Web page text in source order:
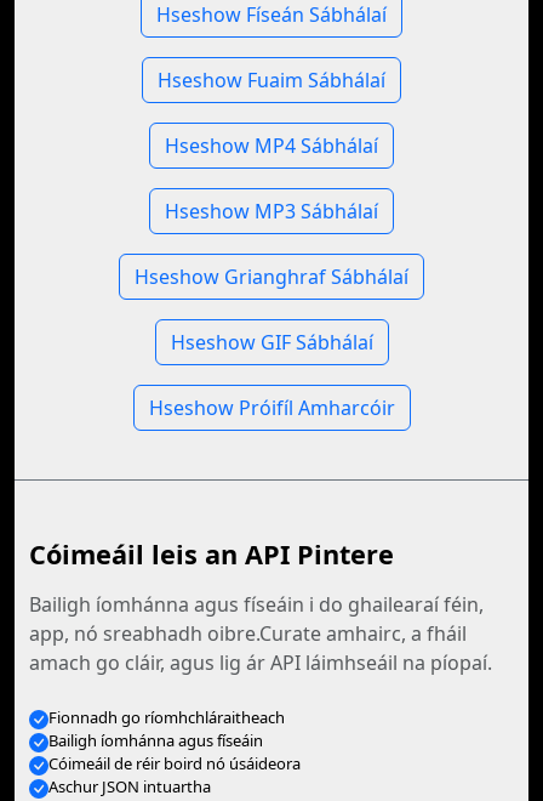
Hseshow Físeán Sábhálaí
Hseshow Fuaim Sábhálaí
Hseshow MP4 Sábhálaí
Hseshow MP3 Sábhálaí
Hseshow Grianghraf Sábhálaí
Hseshow GIF Sábhálaí
Hseshow Próifíl Amharcóir
Cóimeáil leis an API Pintere
Bailigh íomhánna agus físeáin i do ghailearaí féin,
app, nó sreabhadh oibre.Curate amhairc, a fháil
amach go cláir, agus lig ár API láimhseáil na píopaí.
Fionnadh go ríomhchláraitheach
Bailigh íomhánna agus físeáin
Cóimeáil de réir boird nó úsáideora
Aschur JSON intuartha